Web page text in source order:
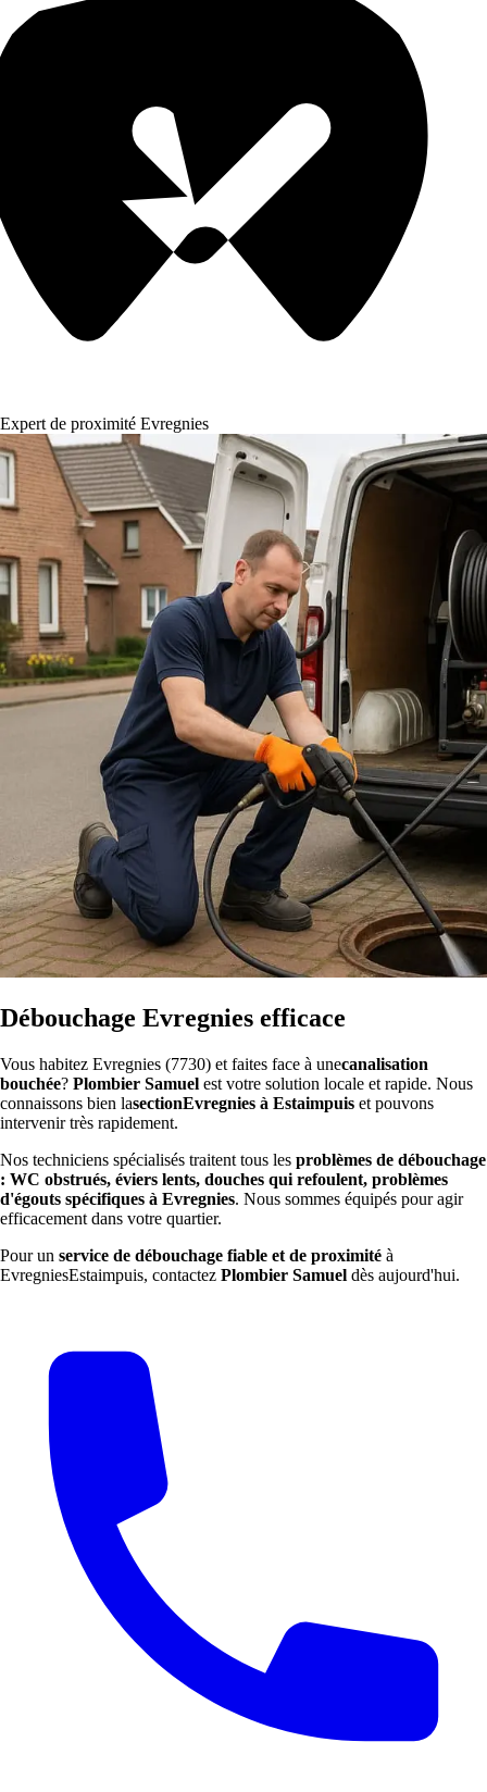
Expert de proximité Evregnies
Débouchage Evregnies efficace
Vous habitez Evregnies (7730) et faites face à unecanalisation
bouchée? Plombier Samuel est votre solution locale et rapide. Nous
connaissons bien lasectionEvregnies à Estaimpuis et pouvons
intervenir très rapidement.
Nos techniciens spécialisés traitent tous les problèmes de débouchage
: WC obstrués, éviers lents, douches qui refoulent, problèmes
d'égouts spécifiques à Evregnies. Nous sommes équipés pour agir
efficacement dans votre quartier.
Pour un service de débouchage fiable et de proximité à
EvregniesEstaimpuis, contactez Plombier Samuel dès aujourd'hui.